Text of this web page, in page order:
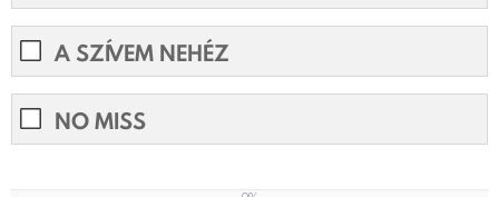
A SZÍVEM NEHÉZ
NO MISS